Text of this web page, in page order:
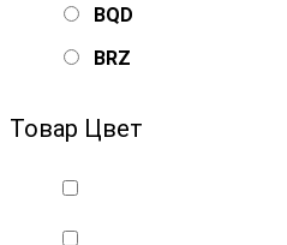
BQD
BRZ
BSQ
Товар Цвет